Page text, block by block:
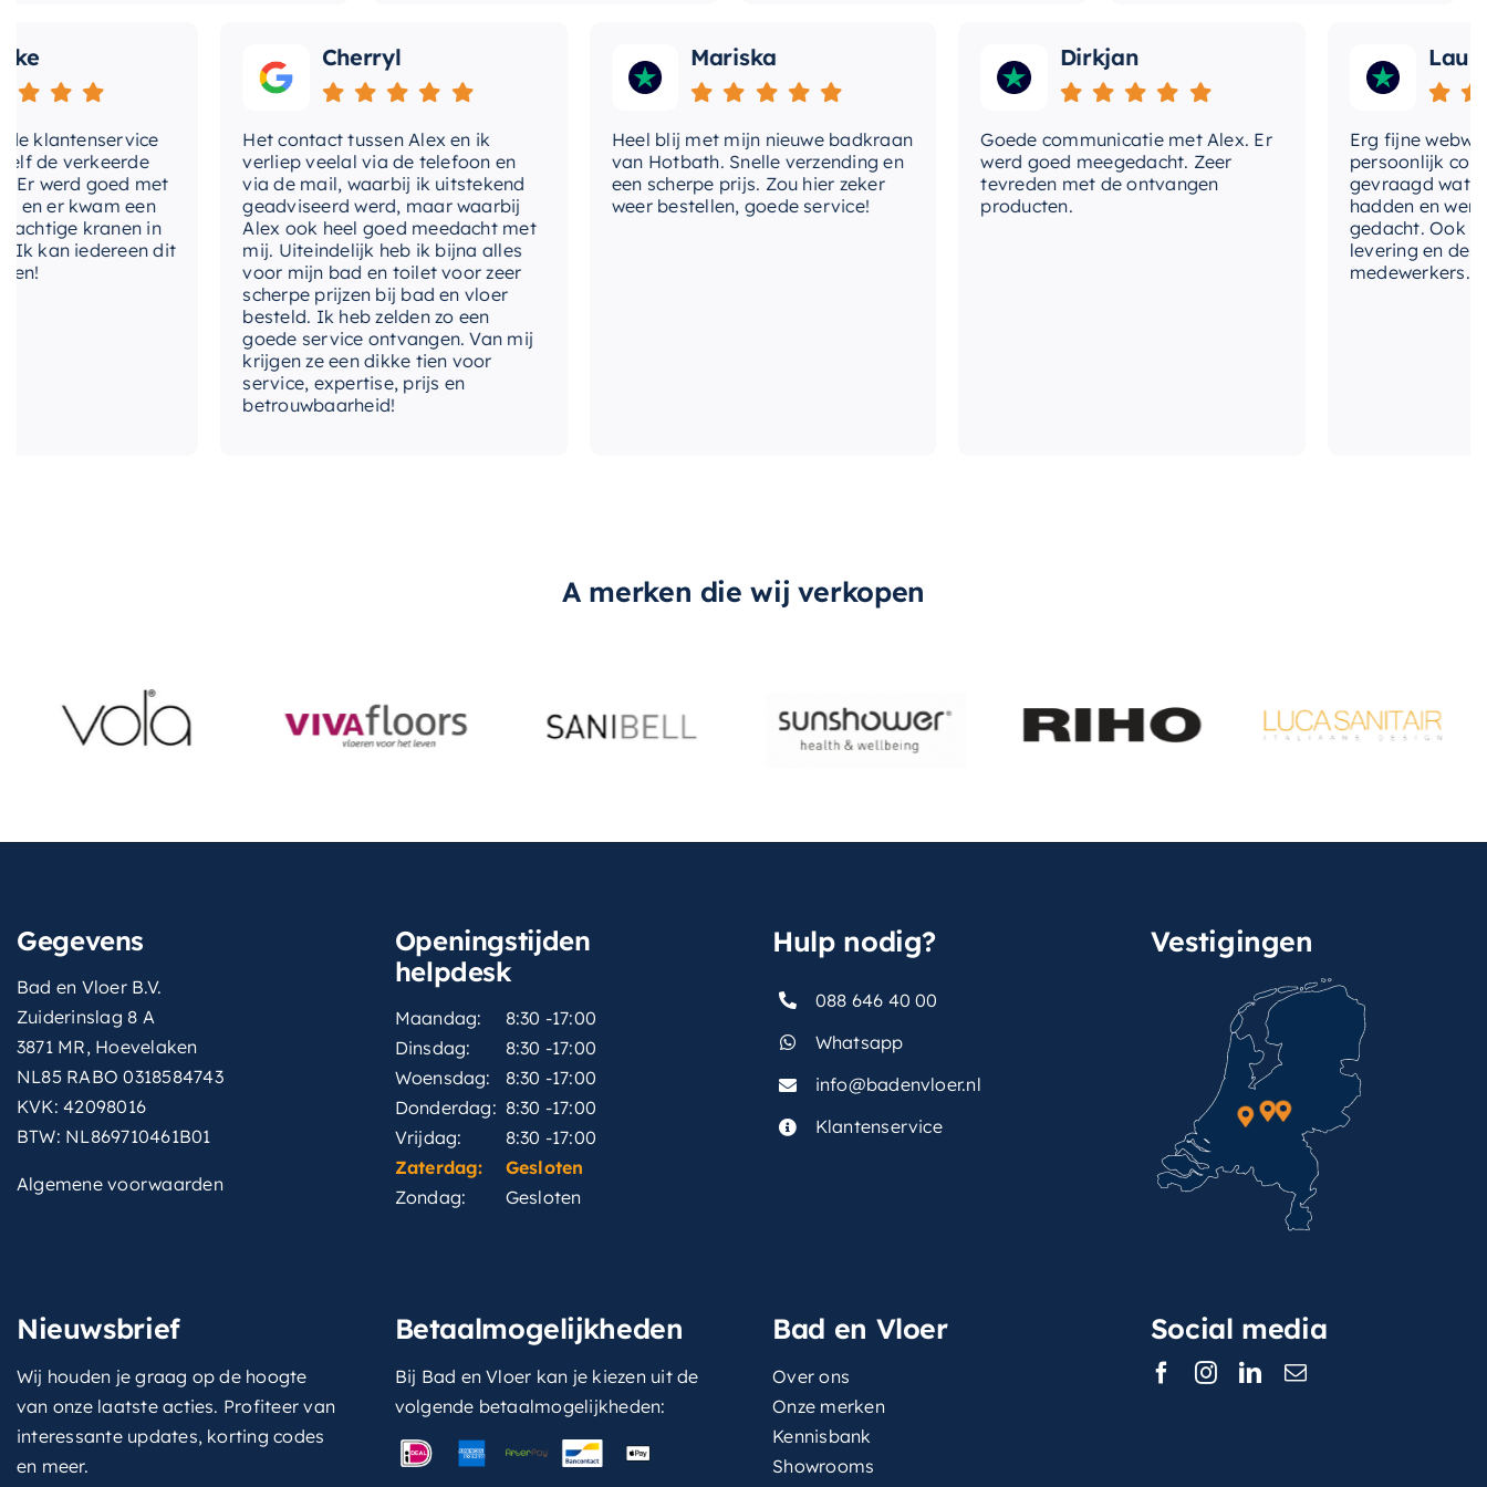
verkeerde
goed met
kwam een
kranen in
iedereen dit
Cherryl
Het contact tussen Alex en ik
verliep veelal via de telefoon en
via de mail, waarbij ik uitstekend
geadviseerd werd, maar waarbij
Alex ook heel goed meedacht met
mij. Uiteindelijk heb ik bijna alles
voor mijn bad en toilet voor zeer
scherpe prijzen bij bad en vloer
besteld. Ik heb zelden zo een
goede service ontvangen. Van mij
krijgen ze een dikke tien voor
service, expertise, prijs en
betrouwbaarheid!
Mariska
Heel blij met mijn nieuwe badkraan
van Hotbath. Snelle verzending en
een scherpe prijs. Zou hier zeker
weer bestellen, goede service!
Dirkjan
Goede communicatie met Alex. Er
werd goed meegedacht. Zeer
tevreden met de ontvangen
producten.
Laura
Erg fijne webwinkel,
persoonlijk contact
gevraagd wat we
hadden en werd
gedacht. Ook in de
levering en
medewerkers. Wij
A merken die wij verkopen
Gegevens
Bad en Vloer B.V.
Zuiderinslag 8 A
3871 MR, Hoevelaken
NL85 RABO 0318584743
KVK: 42098016
BTW: NL869710461B01
Algemene voorwaarden
Openingstijden
helpdesk
Maandag:
8:30 -17:00
Dinsdag:
8:30 -17:00
Woensdag:
8:30 -17:00
Donderdag: 8:30 -17:00
Vrijdag:
8:30 -17:00
Zaterdag:
Gesloten
Zondag:
Gesloten
Hulp nodig?
088 646 40 00
Whatsapp
info@badenvloer.nl
Klantenservice
Vestigingen
Nieuwsbrief
Wij houden je graag op de hoogte
van onze laatste acties. Profiteer van
interessante updates, korting codes
en meer.
Betaalmogelijkheden
Bij Bad en Vloer kan je kiezen uit de
volgende betaalmogelijkheden:
Bad en Vloer
Over ons
Onze merken
Kennisbank
Showrooms
Social media